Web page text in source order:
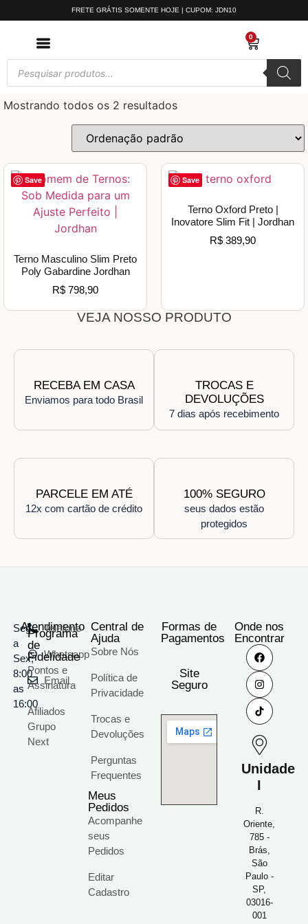
FRETE GRÁTIS SOMENTE HOJE | CUPOM: JDN10
0
Mostrando todos os 2 resultados
Save
Terno Masculino Slim Preto
Poly Gabardine Jordhan
R$ 798,90
Save
Terno Oxford Preto |
Inovatore Slim Fit | Jordhan
R$ 389,90
VEJA NOSSO PRODUTO
RECEBA EM CASA
Enviamos para todo Brasil
TROCAS E
DEVOLUÇÕES
7 dias após recebimento
PARCELE EM ATÉ
12x com cartão de crédito
100% SEGURO
seus dados estão
protegidos
Atendimento
Seg
a
Sex;
8:00
as
16:00
Telefone
Whatsapp
Email
Programa
de
Fidelidade
Pontos e
Assinatura
Afiliados
Grupo
Next
Central de
Ajuda
Sobre Nós
Política de
Privacidade
Trocas e
Devoluções
Perguntas
Frequentes
Meus
Pedidos
Acompanhe
seus
Pedidos
Editar
Cadastro
Formas de
Pagamentos
Site
Seguro
Onde nos
Encontrar
Unidade
I
R.
Oriente,
785 -
Brás,
São
Paulo -
SP,
03016-
001